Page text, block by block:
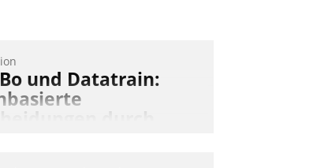
und Datatrain: